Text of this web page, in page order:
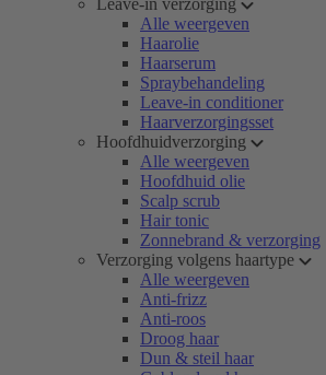
Leave-in verzorging
Alle weergeven
Haarolie
Haarserum
Spraybehandeling
Leave-in conditioner
Haarverzorgingsset
Hoofdhuidverzorging
Alle weergeven
Hoofdhuid olie
Scalp scrub
Hair tonic
Zonnebrand & verzorging
Verzorging volgens haartype
Alle weergeven
Anti-frizz
Anti-roos
Droog haar
Dun & steil haar